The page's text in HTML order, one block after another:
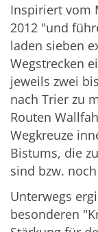
Inspiriert vom
2012 "und
laden sieben
Wegstrecken
jeweils zwei
nach Trier zu
Routen
Wegkreuze
Bistums, die
sind bzw.
Unterwegs
besonderen